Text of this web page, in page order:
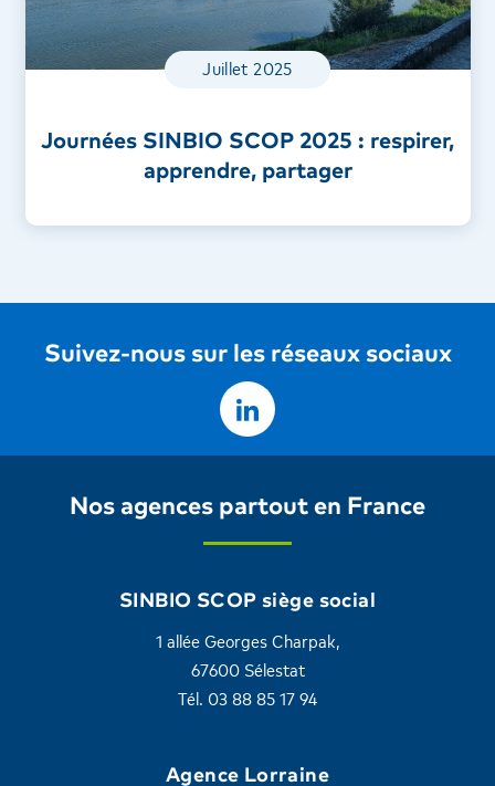
Juillet 2025
Journées SINBIO SCOP 2025 : respirer,
apprendre, partager
Suivez-nous sur les réseaux sociaux
Nos agences partout en France
SINBIO SCOP siège social
1 allée Georges Charpak,
67600 Sélestat
Tél. 03 88 85 17 94
Agence Lorraine